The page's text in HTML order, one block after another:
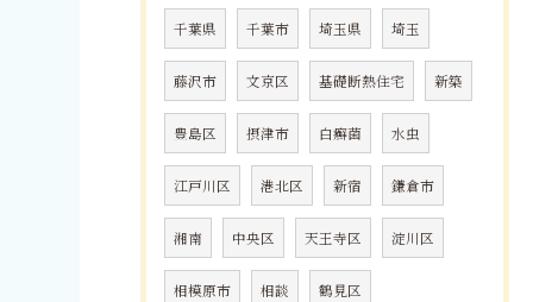
千葉県 千葉市 埼玉県 埼玉
藤沢市 文京区 基礎断熱住宅 新築
豊島区 摂津市 白癬菌 水虫
江戸川区 港北区 新宿 鎌倉市
湘南 中央区 天王寺区 淀川区
相模原市 相談 鶴見区